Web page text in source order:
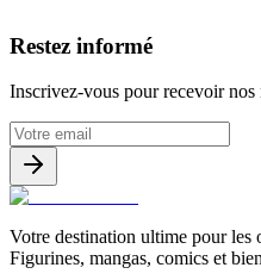
Restez informé
Inscrivez-vous pour recevoir nos
Votre destination ultime pour les
Figurines, mangas, comics et